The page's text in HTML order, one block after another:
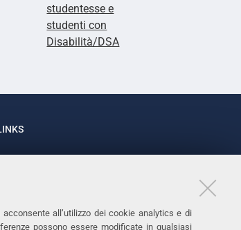
acconsente all’utilizzo dei cookie analytics e di
possono essere modificate in qualsiasi
studentesse e
studenti con
Disabilità/DSA